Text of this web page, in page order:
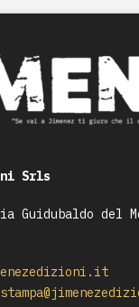
Srls
Guidubaldo del